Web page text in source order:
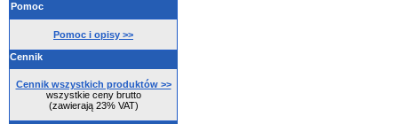
Pomoc
Pomoc i opisy >>
Cennik
Cennik wszystkich produktów >>
wszystkie ceny brutto
(zawierają 23% VAT)